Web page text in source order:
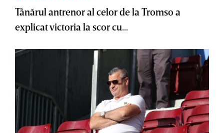
Tânărul antrenor al celor de la Tromso a
explicat victoria la scor cu...